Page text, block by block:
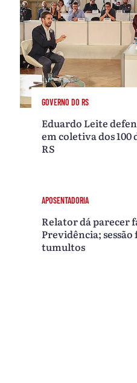
GOVERNO DO RS
Eduardo Leite
em coletiva dos 100
RS
APOSENTADORIA
Relator dá parecer
Previdência;
tumultos